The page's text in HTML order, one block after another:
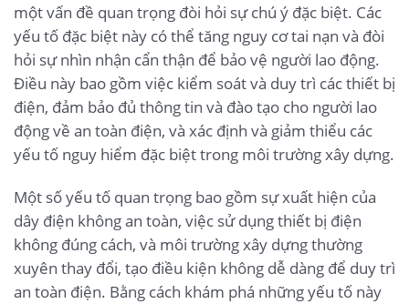
một vấn đề quan trọng đòi hỏi sự chú ý đặc biệt. Các
yếu tố đặc biệt này có thể tăng nguy cơ tai nạn và đòi
hỏi sự nhìn nhận cẩn thận để bảo vệ người lao động.
Điều này bao gồm việc kiểm soát và duy trì các thiết bị
điện, đảm bảo đủ thông tin và đào tạo cho người lao
động về an toàn điện, và xác định và giảm thiểu các
yếu tố nguy hiểm đặc biệt trong môi trường xây dựng.
Một số yếu tố quan trọng bao gồm sự xuất hiện của
dây điện không an toàn, việc sử dụng thiết bị điện
không đúng cách, và môi trường xây dựng thường
xuyên thay đổi, tạo điều kiện không dễ dàng để duy trì
an toàn điện. Bằng cách khám phá những yếu tố này